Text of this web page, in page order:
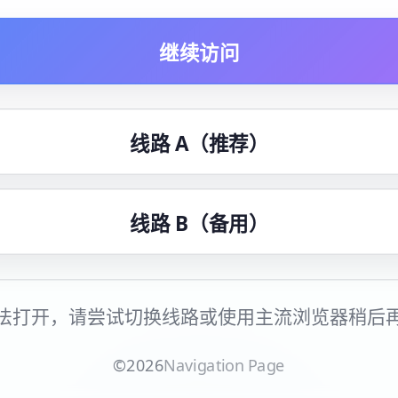
继续访问
线路 A（推荐）
线路 B（备用）
打开，请尝试切换线路或使用主流浏览器稍后
©2026Navigation Page